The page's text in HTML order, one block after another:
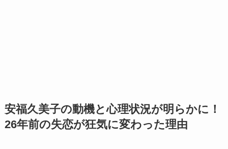
安福久美子の動機と心理状況が明らかに！
26年前の失恋が狂気に変わった理由